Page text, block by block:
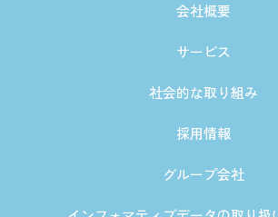
会社概要
サービス
社会的な取り組み
採用情報
グループ会社